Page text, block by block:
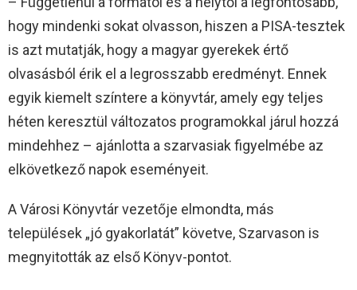
hogy mindenki sokat olvasson, hiszen a PISA-tesztek
is azt mutatják, hogy a magyar gyerekek értő
olvasásból érik el a legrosszabb eredményt. Ennek
egyik kiemelt színtere a könyvtár, amely egy teljes
héten keresztül változatos programokkal járul hozzá
mindehhez – ajánlotta a szarvasiak figyelmébe az
elkövetkező napok eseményeit.
A Városi Könyvtár vezetője elmondta, más
települések „jó gyakorlatát” követve, Szarvason is
megnyitották az első Könyv-pontot.